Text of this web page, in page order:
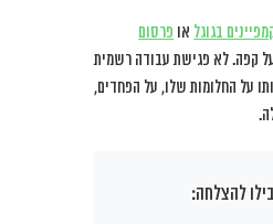
בגוגל או פרסום
קפה. לא פגישת עבודה רשמית
על החלומות שלו, על הפחדים,
להצלחה: